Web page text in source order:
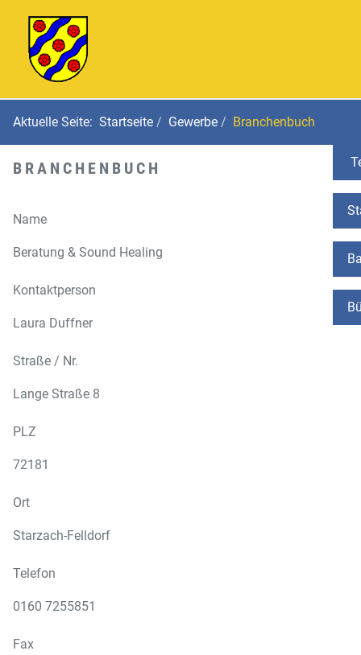
Aktuelle Seite: Startseite Gewerbe Branchenbuch
BRANCHENBUCH
Name
Beratung & Sound Healing
Kontaktperson
Laura Duffner
Straße / Nr.
Lange Straße 8
PLZ
72181
Ort
Starzach-Felldorf
Telefon
0160 7255851
Fax